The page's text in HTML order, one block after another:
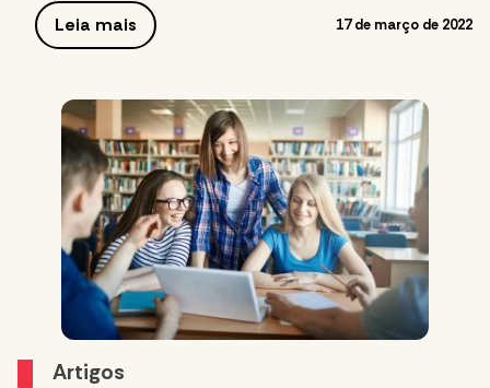
Leia mais 17 de março de 2022
Artigos